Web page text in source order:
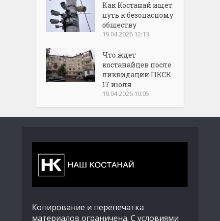
Как Костанай ищет
путь к безопасному
обществу
19.04.2026 12:13
Что ждет
костанайцев после
ликвидации ПКСК
17 июля
19.04.2026 10:05
Копирование и перепечатка
материалов ограничена. С условиями